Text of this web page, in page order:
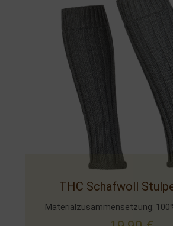
THC Schafwoll
Materialzusammensetzung: